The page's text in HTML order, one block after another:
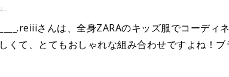
さんは、全身ZARAのキッズ服でコーディ
くて、とてもおしゃれな組み合わせですよね！